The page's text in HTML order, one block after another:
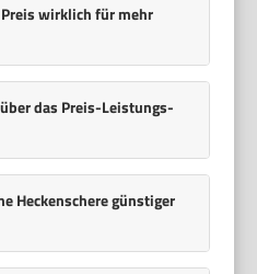
wirklich für mehr
das Preis-Leistungs-
Heckenschere günstiger